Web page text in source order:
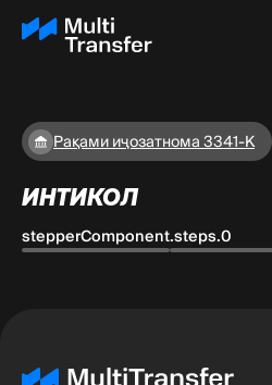
Рақами иҷозатнома 3341-K
ИНТИКОЛ
stepperComponent.steps.0